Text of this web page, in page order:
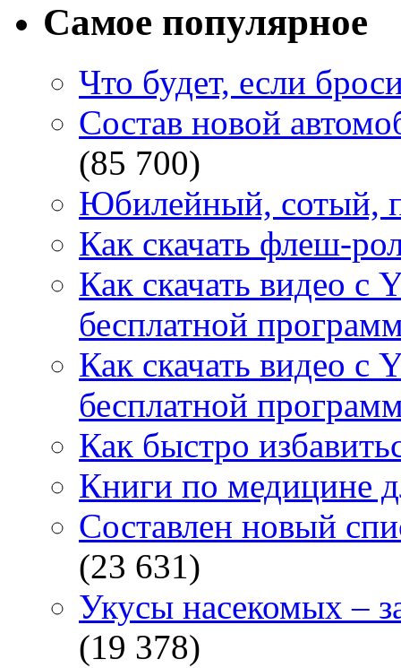
Самое популярное
Что будет, если
Состав новой
(85 700)
Юбилейный, сотый,
Как скачать флеш-
Как скачать видео с
бесплатной
Как скачать видео с
бесплатной
Как быстро
Книги по медицине
Составлен новый
(23 631)
Укусы насекомых –
(19 378)